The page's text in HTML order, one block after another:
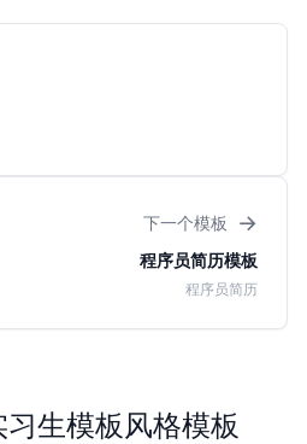
下一个模板 →
程序员简历模板
程序员简历
生模板风格模板